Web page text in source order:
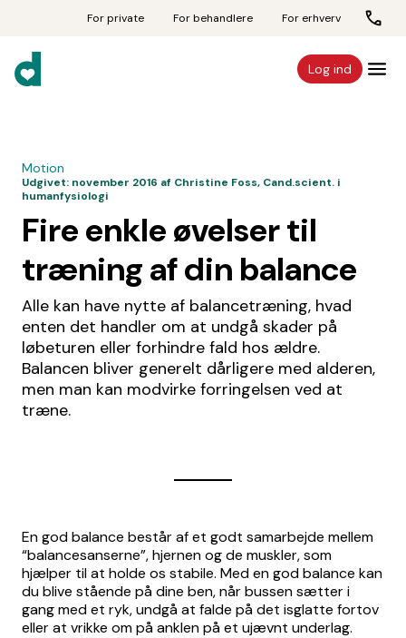
For private For behandlere For erhverv
Log ind
Motion
Udgivet: november 2016 af Christine Foss, Cand.scient. i
humanfysiologi
Fire enkle øvelser til
træning af din balance
Alle kan have nytte af balancetræning, hvad
enten det handler om at undgå skader på
løbeturen eller forhindre fald hos ældre.
Balancen bliver generelt dårligere med alderen,
men man kan modvirke forringelsen ved at
træne.
En god balance består af et godt samarbejde mellem
“balancesanserne”, hjernen og de muskler, som
hjælper til at holde os stabile. Med en god balance kan
du blive stående på dine ben, når bussen sætter i
gang med et ryk, undgå at falde på det isglatte fortov
eller at vrikke om på anklen på et ujævnt underlag.